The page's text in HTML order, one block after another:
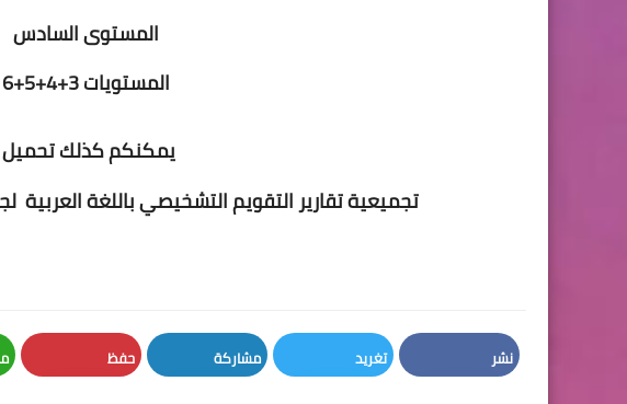
المستوى السادس
المستويات 3+4+5+6
يمكنكم كذلك
تجميعية تقارير التقويم التشخيصي باللغة العربية
نشر تغريد مشاركة حفظ